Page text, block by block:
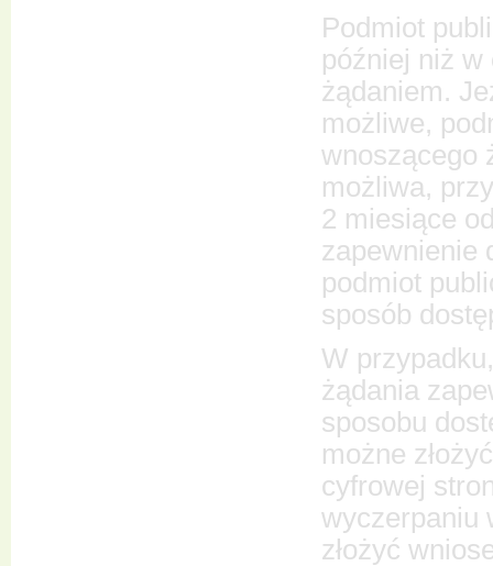
Podmiot
później niż w
żądaniem.
możliwe,
wnoszącego
możliwa,
2 miesiące
zapewnienie
podmiot
sposób
W
żądania
sposobu
możne
cyfrowej
wyczerpaniu
złożyć